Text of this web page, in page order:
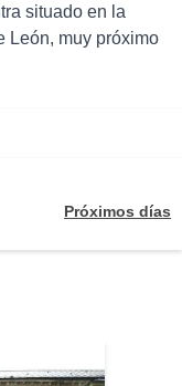
situado en la
León, muy próximo
Próximos días